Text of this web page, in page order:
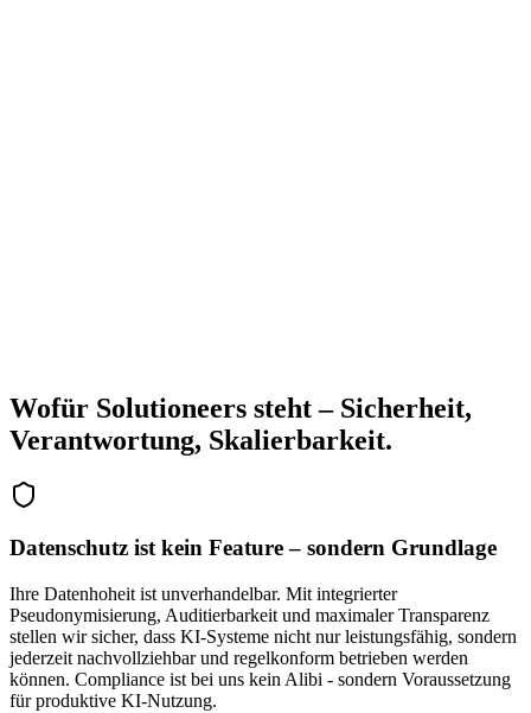
Wofür Solutioneers steht – Sicherheit,
Verantwortung, Skalierbarkeit.
Datenschutz ist kein Feature – sondern Grundlage
Ihre Datenhoheit ist unverhandelbar. Mit integrierter
Pseudonymisierung, Auditierbarkeit und maximaler Transparenz
stellen wir sicher, dass KI-Systeme nicht nur leistungsfähig, sondern
jederzeit nachvollziehbar und regelkonform betrieben werden
können. Compliance ist bei uns kein Alibi - sondern Voraussetzung
für produktive KI-Nutzung.